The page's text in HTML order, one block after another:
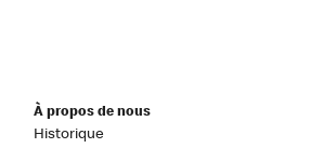
À propos de nous
Historique